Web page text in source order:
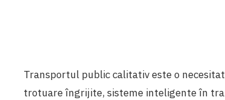
Transportul public calitativ este o
trotuare îngrijite, sisteme inteligente în